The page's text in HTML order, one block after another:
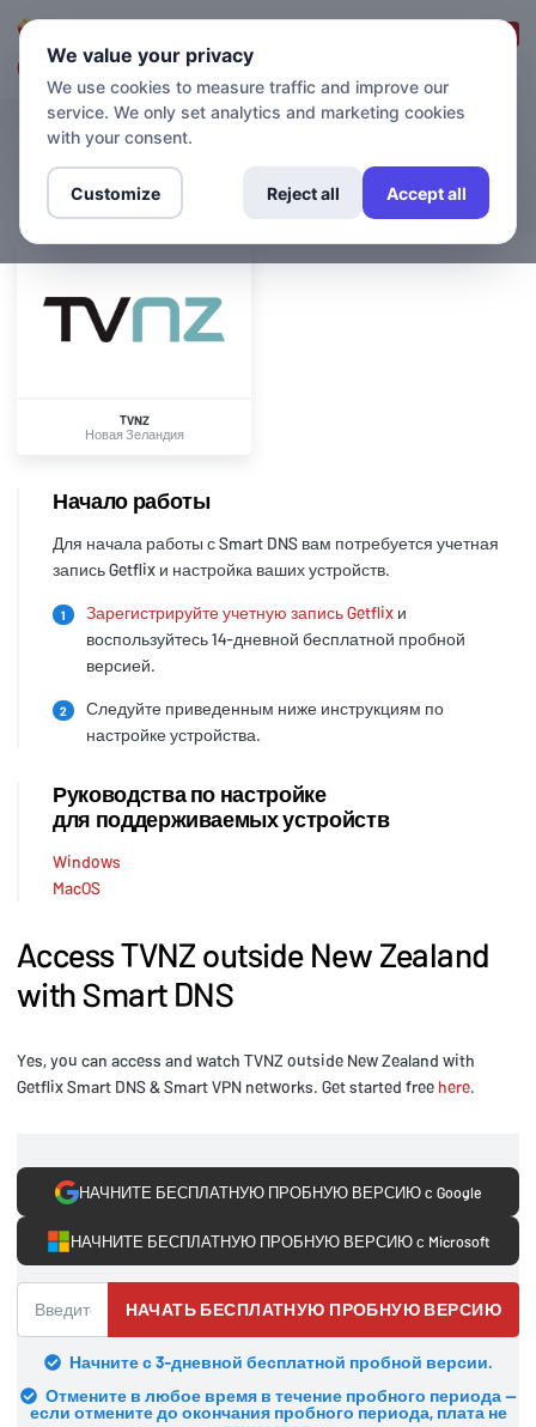
TVNZ
TVNZ
Новая Зеландия
Access TVNZ outside New Zealand
with Smart DNS
Yes, you can access and watch TVNZ outside New Zealand with
Getflix Smart DNS & Smart VPN networks. Get started free here.
НАЧНИТЕ БЕСПЛАТНУЮ ПРОБНУЮ ВЕРСИЮ с Google
НАЧНИТЕ БЕСПЛАТНУЮ ПРОБНУЮ ВЕРСИЮ с Microsoft
НАЧАТЬ БЕСПЛАТНУЮ ПРОБНУЮ ВЕРСИЮ
Начните с 3-дневной бесплатной пробной версии.
Отмените в любое время в течение пробного периода —
если отмените до окончания пробного периода, плата не
Начало работы
Для начала работы с Smart DNS вам потребуется учетная
запись Getflix и настройка ваших устройств.
1 Зарегистрируйте учетную запись Getflixи
воспользуйтесь 14-дневной бесплатной пробной
версией.
2
Следуйте приведенным ниже инструкциям по
настройке устройства.
Руководства по настройке
для поддерживаемых устройств
Windows
MacOS
We value your privacy
We use cookies to measure traffic and improve our
service. We only set analytics and marketing cookies
with your consent.
Customize Reject all Accept all